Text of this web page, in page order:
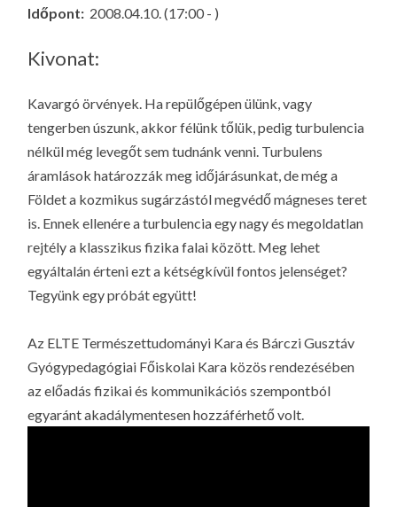
Időpont: 2008.04.10. (17:00 - )
Kivonat:
Kavargó örvények. Ha repülőgépen ülünk, vagy
tengerben úszunk, akkor félünk tőlük, pedig turbulencia
nélkül még levegőt sem tudnánk venni. Turbulens
áramlások határozzák meg időjárásunkat, de még a
Földet a kozmikus sugárzástól megvédő mágneses teret
is. Ennek ellenére a turbulencia egy nagy és megoldatlan
rejtély a klasszikus fizika falai között. Meg lehet
egyáltalán érteni ezt a kétségkívül fontos jelenséget?
Tegyünk egy próbát együtt!
Az ELTE Természettudományi Kara és Bárczi Gusztáv
Gyógypedagógiai Főiskolai Kara közös rendezésében
az előadás fizikai és kommunikációs szempontból
egyaránt akadálymentesen hozzáférhető volt.